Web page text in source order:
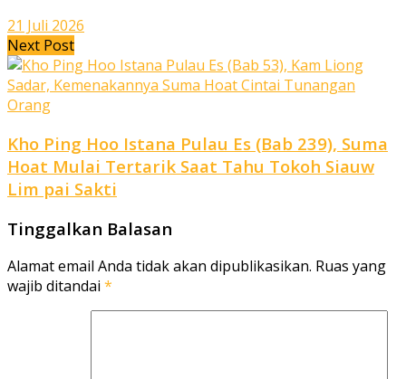
21 Juli 2026
Next Post
Kho Ping Hoo Istana Pulau Es (Bab 239), Suma
Hoat Mulai Tertarik Saat Tahu Tokoh Siauw
Lim pai Sakti
Tinggalkan Balasan
Alamat email Anda tidak akan dipublikasikan. Ruas yang
wajib ditandai *